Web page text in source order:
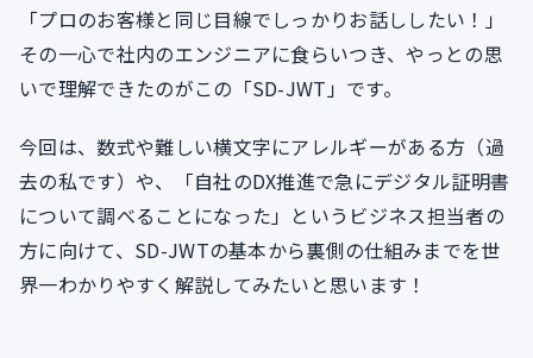
「プロのお客様と同じ目線でしっかりお話ししたい！」
その一心で社内のエンジニアに食らいつき、やっとの思
いで理解できたのがこの「SD-JWT」です。
今回は、数式や難しい横文字にアレルギーがある方（過
去の私です）や、「自社のDX推進で急にデジタル証明書
について調べることになった」というビジネス担当者の
方に向けて、SD-JWTの基本から裏側の仕組みまでを世
界一わかりやすく解説してみたいと思います！